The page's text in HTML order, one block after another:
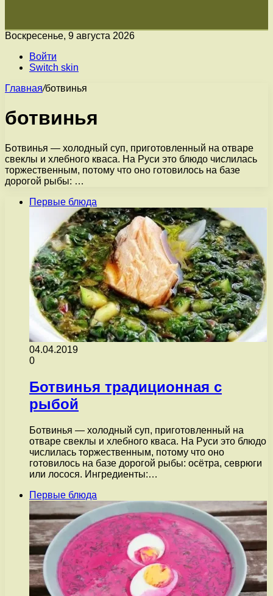
Воскресенье, 9 августа 2026
Войти
Switch skin
Главная/ботвинья
ботвинья
Ботвинья — холодный суп, приготовленный на отваре
свеклы и хлебного кваса. На Руси это блюдо числилась
торжественным, потому что оно готовилось на базе
дорогой рыбы: …
Первые блюда
04.04.2019
0
Ботвинья традиционная с
рыбой
Ботвинья — холодный суп, приготовленный на
отваре свеклы и хлебного кваса. На Руси это блюдо
числилась торжественным, потому что оно
готовилось на базе дорогой рыбы: осётра, севрюги
или лосося. Ингредиенты:…
Первые блюда